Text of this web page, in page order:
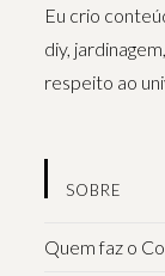
Eu crio
diy,
respeito ao
SOBRE
Quem faz o